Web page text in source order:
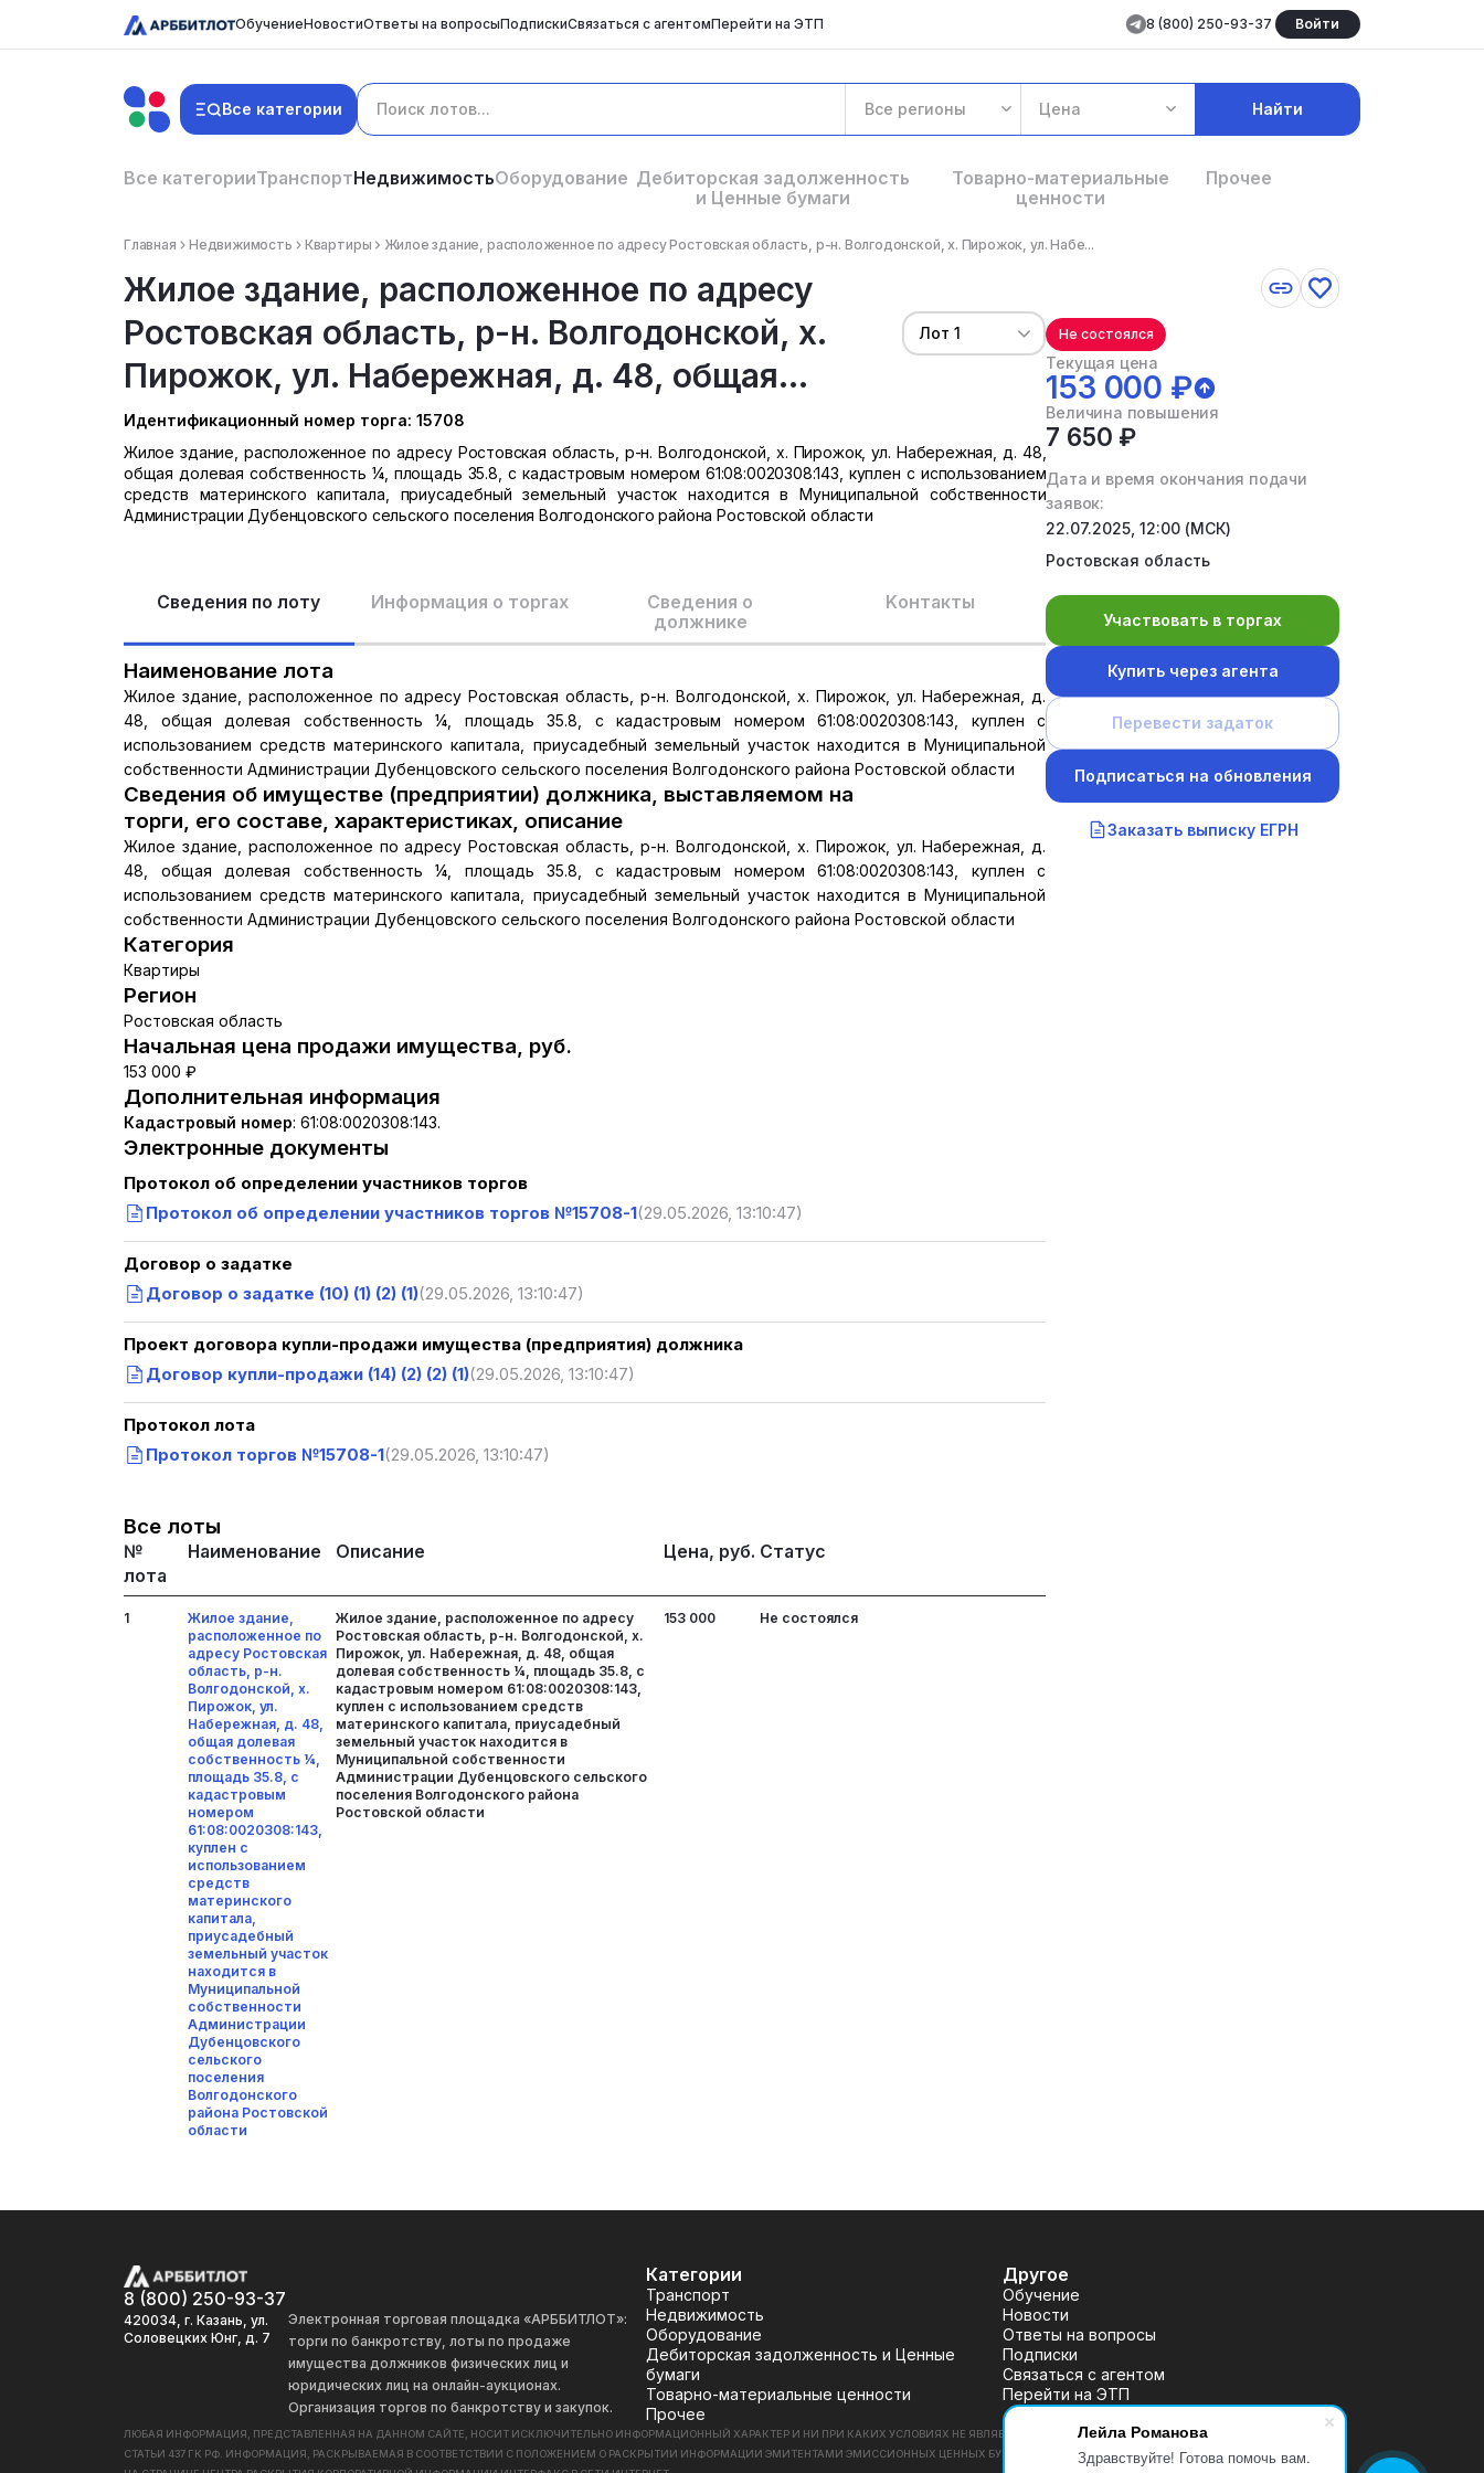
Лейла Романова
Здравствуйте! Готова помочь вам.
ОбучениеНовостиОтветы на вопросыПодпискиСвязаться с агентомПерейти на ЭТП 8 (800) 250-93-37 Войти
Все категории Все регионы Цена Найти
Все категорииТранспортНедвижимостьОборудование Дебиторская задолженность
и Ценные бумаги
Товарно-материальные
ценности
Прочее
Главная Недвижимость Квартиры Жилое здание, расположенное по адресу Ростовская область, р-н. Волгодонской, х. Пирожок, ул. Набе...
Жилое здание, расположенное по адресу
Ростовская область, р-н. Волгодонской, х.
Пирожок, ул. Набережная, д. 48, общая...
Лот 1
Идентификационный номер торга: 15708
Жилое здание, расположенное по адресу Ростовская область, р-н. Волгодонской, х. Пирожок, ул. Набережная, д. 48,
общая долевая собственность ¼, площадь 35.8, с кадастровым номером 61:08:0020308:143, куплен с использованием
средств материнского капитала, приусадебный земельный участок находится в Муниципальной собственности
Администрации Дубенцовского сельского поселения Волгодонского района Ростовской области
Сведения по лоту Информация о торгах
Сведения о
должнике
Kонтакты
Наименование лота
Жилое здание, расположенное по адресу Ростовская область, р-н. Волгодонской, х. Пирожок, ул. Набережная, д.
48, общая долевая собственность ¼, площадь 35.8, с кадастровым номером 61:08:0020308:143, куплен с
использованием средств материнского капитала, приусадебный земельный участок находится в Муниципальной
собственности Администрации Дубенцовского сельского поселения Волгодонского района Ростовской области
Сведения об имуществе (предприятии) должника, выставляемом на
торги, его составе, характеристиках, описание
Жилое здание, расположенное по адресу Ростовская область, р-н. Волгодонской, х. Пирожок, ул. Набережная, д.
48, общая долевая собственность ¼, площадь 35.8, с кадастровым номером 61:08:0020308:143, куплен с
использованием средств материнского капитала, приусадебный земельный участок находится в Муниципальной
собственности Администрации Дубенцовского сельского поселения Волгодонского района Ростовской области
Категория
Квартиры
Регион
Ростовская область
Начальная цена продажи имущества, руб.
153 000 ₽
Дополнительная информация
Кадастровый номер: 61:08:0020308:143.
Электронные документы
Протокол об определении участников торгов
Протокол об определении участников торгов №15708-1(29.05.2026, 13:10:47)
Договор о задатке
Договор о задатке (10) (1) (2) (1)(29.05.2026, 13:10:47)
Проект договора купли-продажи имущества (предприятия) должника
Договор купли-продажи (14) (2) (2) (1)(29.05.2026, 13:10:47)
Протокол лота
Протокол торгов №15708-1(29.05.2026, 13:10:47)
Все лоты
№
лота
Наименование Описание Цена, руб. Статус
1
Жилое здание,
расположенное по
адресу Ростовская
область, р-н.
Волгодонской, х.
Пирожок, ул.
Набережная, д. 48,
общая долевая
собственность ¼,
площадь 35.8, с
кадастровым
номером
61:08:0020308:143,
куплен с
использованием
средств
материнского
капитала,
приусадебный
земельный участок
находится в
Муниципальной
собственности
Администрации
Дубенцовского
сельского
поселения
Волгодонского
района Ростовской
области
Жилое здание, расположенное по адресу
Ростовская область, р-н. Волгодонской, х.
Пирожок, ул. Набережная, д. 48, общая
долевая собственность ¼, площадь 35.8, с
кадастровым номером 61:08:0020308:143,
куплен с использованием средств
материнского капитала, приусадебный
земельный участок находится в
Муниципальной собственности
Администрации Дубенцовского сельского
поселения Волгодонского района
Ростовской области
153 000 Не состоялся
Не состоялся
Текущая цена
153 000 ₽
Величина повышения
7 650 ₽
Дата и время окончания подачи
заявок:
22.07.2025, 12:00 (МСК)
Ростовская область
Участвовать в торгах
Купить через агента
Перевести задаток
Подписаться на обновления
Заказать выписку ЕГРН
8 (800) 250-93-37
420034, г. Казань, ул.
Соловецких Юнг, д. 7
Электронная торговая площадка «АРББИТЛОТ»:
торги по банкротству, лоты по продаже
имущества должников физических лиц и
юридических лиц на онлайн-аукционах.
Организация торгов по банкротству и закупок.
Категории
Транспорт
Недвижимость
Оборудование
Дебиторская задолженность и Ценные
бумаги
Товарно-материальные ценности
Прочее
Другое
Обучение
Новости
Ответы на вопросы
Подписки
Связаться с агентом
Перейти на ЭТП
ЛЮБАЯ ИНФОРМАЦИЯ, ПРЕДСТАВЛЕННАЯ НА ДАННОМ САЙТЕ, НОСИТ ИСКЛЮЧИТЕЛЬНО ИНФОРМАЦИОННЫЙ ХАРАКТЕР И НИ ПРИ КАКИХ УСЛОВИЯХ НЕ ЯВЛЯЕТСЯ ПУБЛИЧНОЙ ОФЕРТОЙ, ОПРЕДЕЛЯЕМОЙ ПОЛОЖЕНИЯМИ
СТАТЬИ 437 ГК РФ. ИНФОРМАЦИЯ, РАСКРЫВАЕМАЯ В СООТВЕТСТВИИ С ПОЛОЖЕНИЕМ О РАСКРЫТИИ ИНФОРМАЦИИ ЭМИТЕНТАМИ ЭМИССИОННЫХ ЦЕННЫХ БУМАГ (УТВ. БАНКОМ РОССИИ 30.12.2014 N 454-П), РАЗМЕЩЕНА